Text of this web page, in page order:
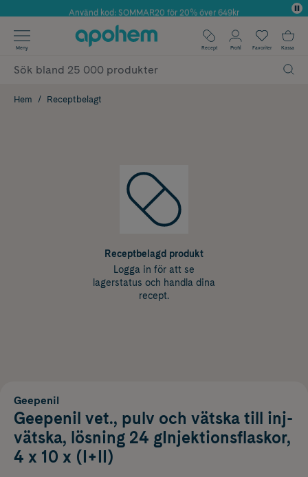
Årets Butik 2025 inom Skönhet
Använd kod: SOMMAR20 för 20% över 649kr
✓ Fri frakt
✓ Poäng på alla köp*
Meny Recept Profil Favoriter Kassa
Hem Receptbelagt
Receptbelagd produkt
Logga in för att se
lagerstatus och handla dina
recept.
Geepenil
Geepenil vet., pulv och vätska till inj-
vätska, lösning 24 gInjektionsflaskor,
4 x 10 x (I+II)